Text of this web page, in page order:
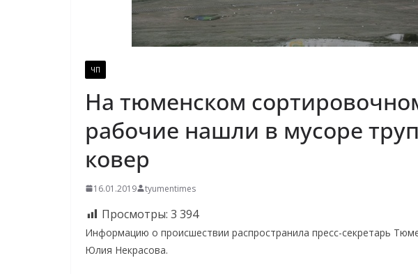
ЧП
На тюменском
рабочие нашли в мусоре
ковер
16.01.2019 tyumentimes
Просмотры: 3 394
Информацию о происшествии распространила пресс-секретарь
Юлия Некрасова.